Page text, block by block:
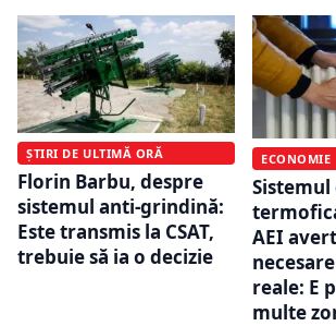
ȘTIRI DE ULTIMĂ ORĂ
Florin Barbu, despre
sistemul anti-grindină:
Este transmis la CSAT,
trebuie să ia o decizie
ECONOMIE
Sistemul
AEI
reale: E
multe